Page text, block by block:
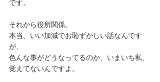
です。
それから役所関係。
本当、いい加減でお恥ずかしい話なんです
が、
色んな事がどうなってるのか、いまいち私、
覚えてないんですよ。